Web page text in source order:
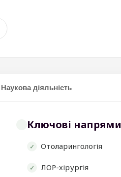
Наукова діяльність
Ключові напрями
Отоларингологія
ЛОР-хірургія